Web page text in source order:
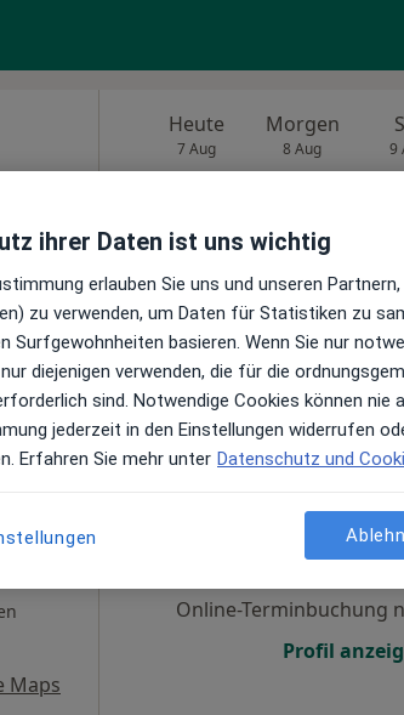
Maps
Heute
7 Aug
Morgen
8 Aug 9
Online-Terminbuchung
Terminanfrage
Maps
Online-Terminbuchung
Profil
ihrer Daten ist uns wichtig
erlauben Sie uns und unseren
zu verwenden, um Daten für Statistiken zu
Surfgewohnheiten basieren. Wenn Sie nur
diejenigen verwenden, die für die
sind. Notwendige Cookies können nie
jederzeit in den Einstellungen widerrufen
Erfahren Sie mehr unter Datenschutz und